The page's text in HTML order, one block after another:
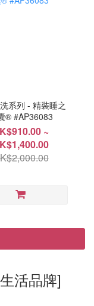
系列 - 精裝睡之
® #AP36083
~
活品牌]